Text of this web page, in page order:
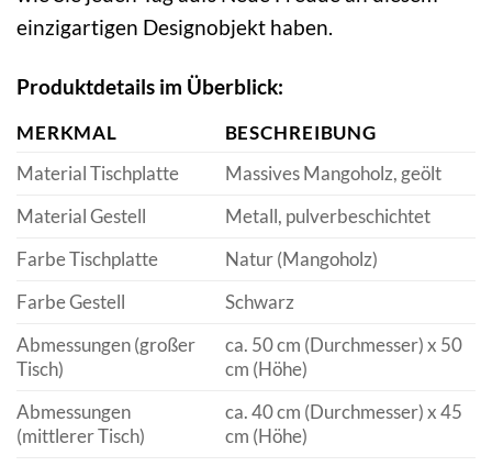
einzigartigen Designobjekt haben.
Produktdetails im Überblick:
MERKMAL
BESCHREIBUNG
Material Tischplatte
Massives Mangoholz, geölt
Material Gestell
Metall, pulverbeschichtet
Farbe Tischplatte
Natur (Mangoholz)
Farbe Gestell
Schwarz
Abmessungen (großer
Tisch)
ca. 50 cm (Durchmesser) x 50
cm (Höhe)
Abmessungen
(mittlerer Tisch)
ca. 40 cm (Durchmesser) x 45
cm (Höhe)